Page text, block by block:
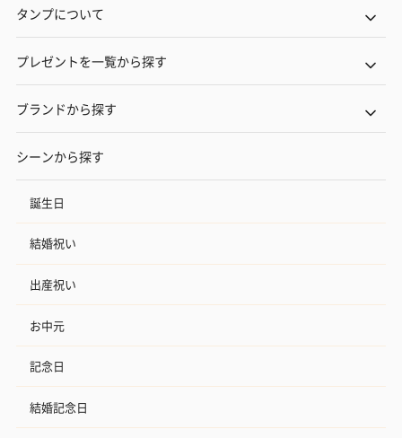
タンプについて
プレゼントを一覧から探す
ブランドから探す
シーンから探す
誕生日
結婚祝い
出産祝い
お中元
記念日
結婚記念日